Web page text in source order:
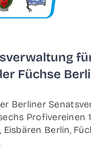
Füch­se
Ber­li­ner
Pro­fi­ver­ei­nen
Eis­bä­ren Ber­lin,